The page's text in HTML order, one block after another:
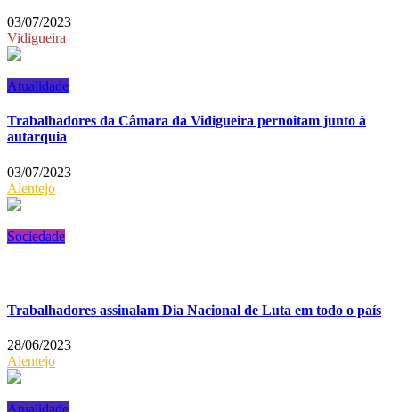
03/07/2023
Vidigueira
Atualidade
Trabalhadores da Câmara da Vidigueira pernoitam junto à
autarquia
03/07/2023
Alentejo
Sociedade
Trabalhadores assinalam Dia Nacional de Luta em todo o país
28/06/2023
Alentejo